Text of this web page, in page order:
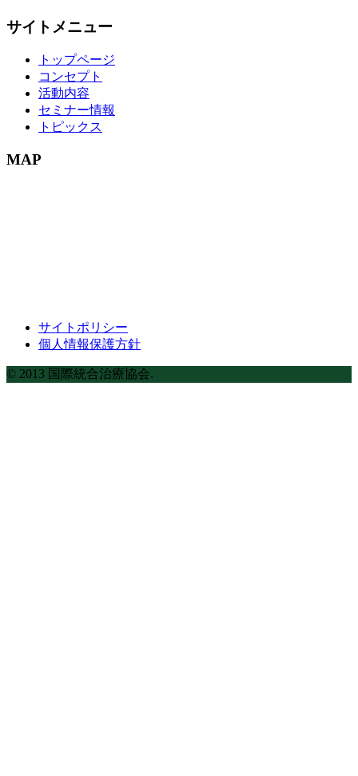
サイトメニュー
トップページ
コンセプト
活動内容
セミナー情報
トピックス
MAP
サイトポリシー
個人情報保護方針
© 2013 国際統合治療協会.